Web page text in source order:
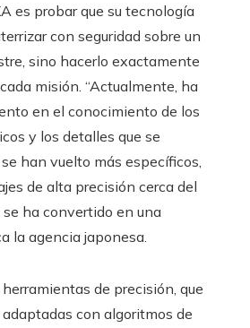
es probar que su tecnología
con seguridad sobre un
sino hacerlo exactamente
misión. “Actualmente, ha
en el conocimiento de los
y los detalles que se
han vuelto más específicos,
de alta precisión cerca del
ha convertido en una
la agencia japonesa.
de precisión, que
con algoritmos de